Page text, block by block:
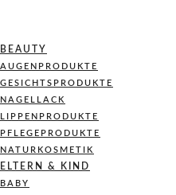
BEAUTY
AUGENPRODUKTE
GESICHTSPRODUKTE
NAGELLACK
LIPPENPRODUKTE
PFLEGEPRODUKTE
NATURKOSMETIK
ELTERN & KIND
BABY